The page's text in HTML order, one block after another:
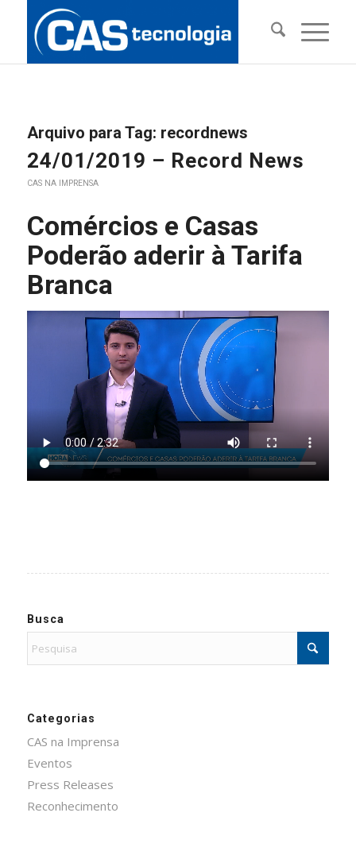
Arquivo para Tag: recordnews
24/01/2019 – Record News
CAS NA IMPRENSA
Comércios e Casas
Poderão aderir à Tarifa
Branca
Busca
Categorias
CAS na Imprensa
Eventos
Press Releases
Reconhecimento